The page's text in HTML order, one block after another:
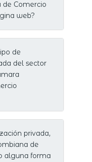
de Comercio
web?
de
del sector
privada,
de
alguna forma